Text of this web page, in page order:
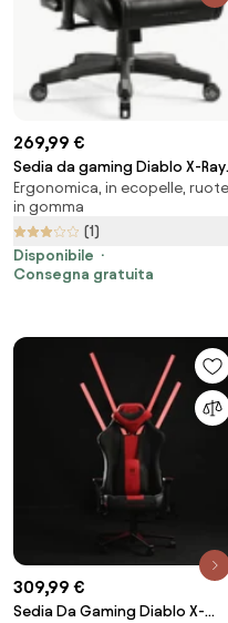
269,99 €
Sedia da gaming Diablo X-Ray
2.0 King Size: Nero e Grigio
Ergonomica, in ecopelle, ruote
in gomma
(1)
Disponibile
Consegna gratuita
309,99 €
Sedia Da Gaming Diablo X-